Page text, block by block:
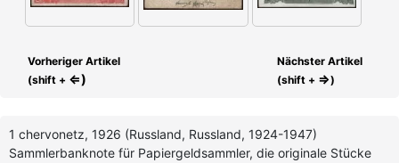
Vorheriger Artikel
(shift + ⇐)
Nächster Artikel
(shift + ⇒)
1 chervonetz, 1926 (Russland, Russland, 1924-1947)
Sammlerbanknote für Papiergeldsammler, die originale Stücke